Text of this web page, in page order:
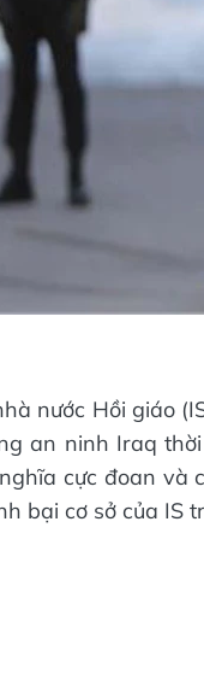
nước Hồi giáo
an ninh Iraq
cực đoan và
bại cơ sở của IS